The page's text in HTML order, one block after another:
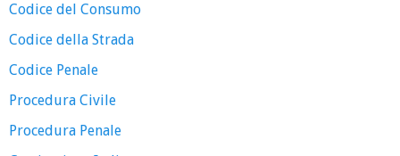
Codice del Consumo
Codice della Strada
Codice Penale
Procedura Civile
Procedura Penale